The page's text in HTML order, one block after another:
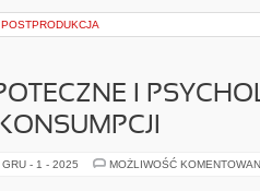
I
GRU - 1 - 2025 MOŻLIWOŚĆ